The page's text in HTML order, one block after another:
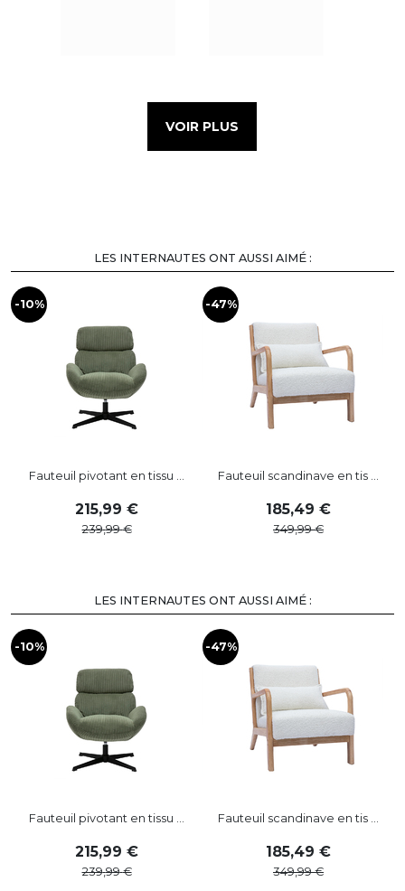
VOIR PLUS
LES INTERNAUTES ONT AUSSI AIMÉ :
-10%
Fauteuil pivotant en tissu ...
215,99
239,99
-47%
Fauteuil scandinave en tis ...
185,49
349,99
LES INTERNAUTES ONT AUSSI AIMÉ :
-10%
Fauteuil pivotant en tissu ...
215,99
239,99
-47%
Fauteuil scandinave en tis ...
185,49
349,99